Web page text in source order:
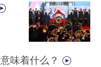
味着什么？